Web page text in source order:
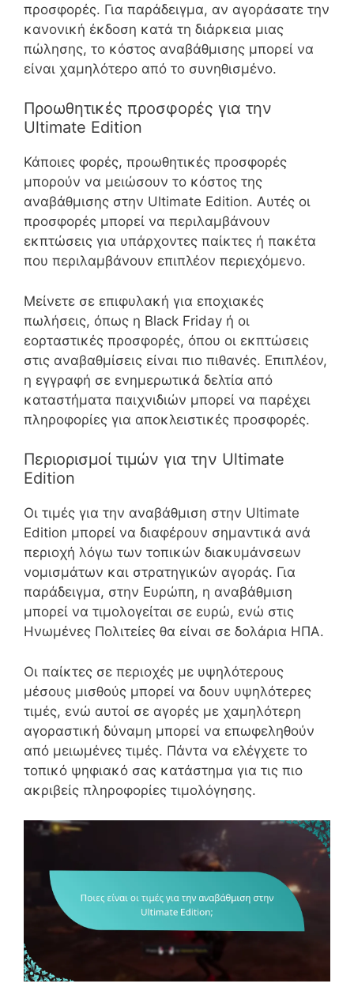
προσφορές. Για παράδειγμα, αν αγοράσατε την
κανονική έκδοση κατά τη διάρκεια μιας
πώλησης, το κόστος αναβάθμισης μπορεί να
είναι χαμηλότερο από το συνηθισμένο.
Προωθητικές προσφορές για την
Ultimate Edition
Κάποιες φορές, προωθητικές προσφορές
μπορούν να μειώσουν το κόστος της
αναβάθμισης στην Ultimate Edition. Αυτές οι
προσφορές μπορεί να περιλαμβάνουν
εκπτώσεις για υπάρχοντες παίκτες ή πακέτα
που περιλαμβάνουν επιπλέον περιεχόμενο.
Μείνετε σε επιφυλακή για εποχιακές
πωλήσεις, όπως η Black Friday ή οι
εορταστικές προσφορές, όπου οι εκπτώσεις
στις αναβαθμίσεις είναι πιο πιθανές. Επιπλέον,
η εγγραφή σε ενημερωτικά δελτία από
καταστήματα παιχνιδιών μπορεί να παρέχει
πληροφορίες για αποκλειστικές προσφορές.
Περιορισμοί τιμών για την Ultimate
Edition
Οι τιμές για την αναβάθμιση στην Ultimate
Edition μπορεί να διαφέρουν σημαντικά ανά
περιοχή λόγω των τοπικών διακυμάνσεων
νομισμάτων και στρατηγικών αγοράς. Για
παράδειγμα, στην Ευρώπη, η αναβάθμιση
μπορεί να τιμολογείται σε ευρώ, ενώ στις
Ηνωμένες Πολιτείες θα είναι σε δολάρια ΗΠΑ.
Οι παίκτες σε περιοχές με υψηλότερους
μέσους μισθούς μπορεί να δουν υψηλότερες
τιμές, ενώ αυτοί σε αγορές με χαμηλότερη
αγοραστική δύναμη μπορεί να επωφεληθούν
από μειωμένες τιμές. Πάντα να ελέγχετε το
τοπικό ψηφιακό σας κατάστημα για τις πιο
ακριβείς πληροφορίες τιμολόγησης.